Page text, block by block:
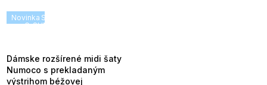
Novinka SUMMER SALE -35% ?
G_SUMMER35:35:EUR:P:f!2026-
Dámske rozšírené midi šaty
Numoco s prekladaným
výstrihom béžovej